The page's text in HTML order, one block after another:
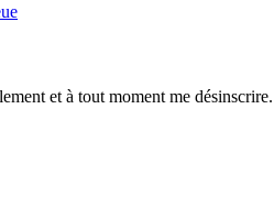
et à tout moment me